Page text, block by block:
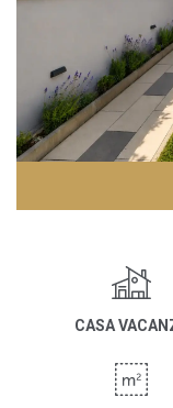
CASA